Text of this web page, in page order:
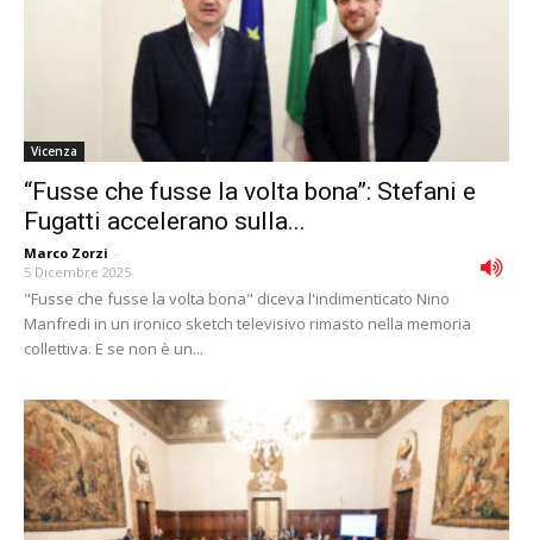
Vicenza
“Fusse che fusse la volta bona”: Stefani e
Fugatti accelerano sulla...
Marco Zorzi -
5 Dicembre 2025
"Fusse che fusse la volta bona" diceva l'indimenticato Nino
Manfredi in un ironico sketch televisivo rimasto nella memoria
collettiva. E se non è un...